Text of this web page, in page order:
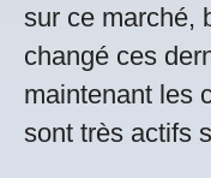
sur ce marché,
changé ces
maintenant les
sont très actifs